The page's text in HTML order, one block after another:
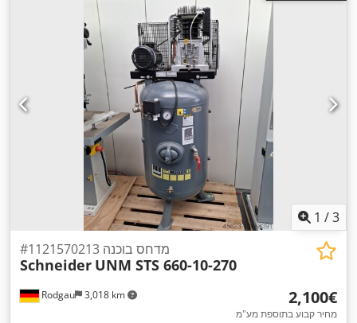
1 /3
Rodgau 3,018 km
מדחס בוכנה #1121570213
Schneider UNM STS 660-10-270
‏2,100 ‏€
מחיר קבוע בתוספת מע"מ